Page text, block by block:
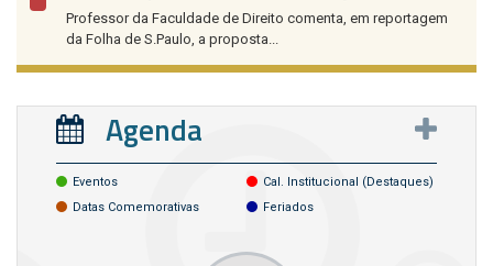
Professor da Faculdade de Direito comenta, em reportagem
da Folha de S.Paulo, a proposta...
Agenda
Eventos
Cal. Institucional (destaques)
Datas Comemorativas
Feriados